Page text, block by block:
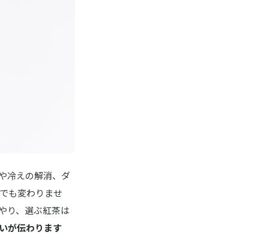
冷えの解消、ダ
も変わりませ
り、選ぶ紅茶は
が伝わります